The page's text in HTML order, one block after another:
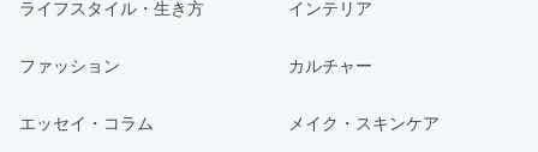
ライフスタイル・生き方 インテリア
ファッション カルチャー
エッセイ・コラム メイク・スキンケア